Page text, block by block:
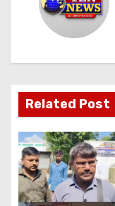
g
a
t
Related Post